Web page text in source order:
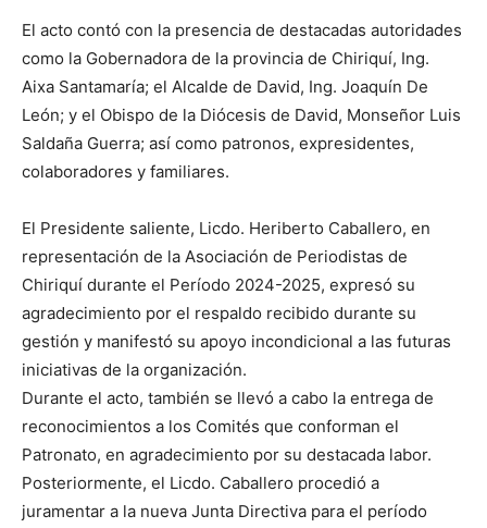
El acto contó con la presencia de destacadas autoridades
como la Gobernadora de la provincia de Chiriquí, Ing.
Aixa Santamaría; el Alcalde de David, Ing. Joaquín De
León; y el Obispo de la Diócesis de David, Monseñor Luis
Saldaña Guerra; así como patronos, expresidentes,
colaboradores y familiares.
El Presidente saliente, Licdo. Heriberto Caballero, en
representación de la Asociación de Periodistas de
Chiriquí durante el Período 2024-2025, expresó su
agradecimiento por el respaldo recibido durante su
gestión y manifestó su apoyo incondicional a las futuras
iniciativas de la organización.
Durante el acto, también se llevó a cabo la entrega de
reconocimientos a los Comités que conforman el
Patronato, en agradecimiento por su destacada labor.
Posteriormente, el Licdo. Caballero procedió a
juramentar a la nueva Junta Directiva para el período